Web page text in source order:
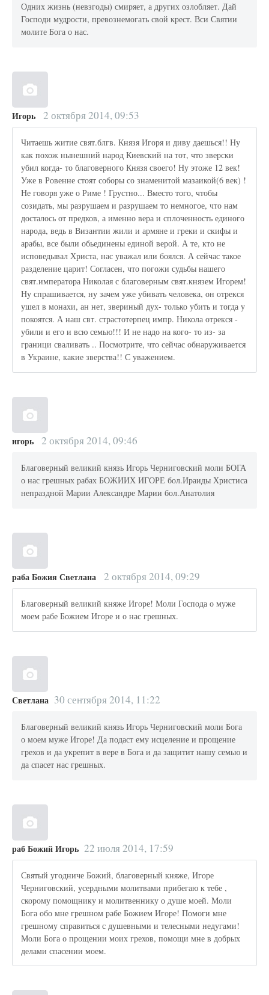
Одних жизнь (невзгоды) смиряет, а других озлобляет. Дай
Господи мудрости, превознемогать свой крест. Вси Святии
молите Бога о нас.
Игорь 2 октября 2014, 09:53
Читаешь житие свят.блгв. Князя Игоря и диву даешься!! Ну
как похож нынешний народ Киевский на тот, что зверски
убил когда- то благоверного Князя своего! Ну этоже 12 век!
Уже в Ровенне стоят соборы со знаменитой мазаикой(6 век) !
Не говоря уже о Риме ! Грустно... Вместо того, чтобы
созидать, мы разрушаем и разрушаем то немногое, что нам
досталось от предков, а именно вера и сплоченность единого
народа, ведь в Византии жили и армяне и греки и скифы и
арабы, все были обьединены единой верой. А те, кто не
исповедывал Христа, нас уважал или боялся. А сейчас такое
разделение царит! Согласен, что погожи судьбы нашего
свят.императора Николая с благоверным свят.князем Игорем!
Ну спрашивается, ну зачем уже убивать человека, он отрекся
ушел в монахи, ан нет, звериный дух- только убить и тогда у
покоятся. А наш свт. страстотерпец импр. Никола отрекся -
убили и его и всю семью!!! И не надо на кого- то из- за
граници сваливать .. Посмотрите, что сейчас обнаруживается
в Украине, какие зверства!! С уважением.
игорь 2 октября 2014, 09:46
Благоверный великий князь Игорь Черниговский моли БОГА
о нас грешных рабах БОЖИИХ ИГОРЕ бол.Ираиды Христиса
непраздной Марии Александре Марии бол.Анатолия
раба Божия Светлана 2 октября 2014, 09:29
Благоверный великий княже Игоре! Моли Господа о муже
моем рабе Божием Игоре и о нас грешных.
Светлана 30 сентября 2014, 11:22
Благоверный великий князь Игорь Черниговский моли Бога
о моем муже Игоре! Да подаст ему исцеление и прощение
грехов и да укрепит в вере в Бога и да защитит нашу семью и
да спасет нас грешных.
раб Божий Игорь 22 июля 2014, 17:59
Святый угодниче Божий, благоверный княже, Игоре
Черниговский, усердными молитвами прибегаю к тебе ,
скорому помощнику и молитвеннику о душе моей. Моли
Бога обо мне грешном рабе Божием Игоре! Помоги мне
грешному справиться с душевными и телесными недугами!
Моли Бога о прощении моих грехов, помощи мне в добрых
делами спасении моем.